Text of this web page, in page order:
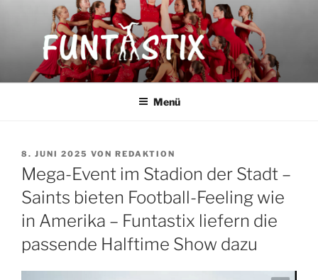
FUNTASTIX
Showakrobatik
Menü
VERÖFFENTLICHT
AM
8. JUNI 2025 VON REDAKTION
Mega-Event im Stadion der Stadt –
Saints bieten Football-Feeling wie
in Amerika – Funtastix liefern die
passende Halftime Show dazu